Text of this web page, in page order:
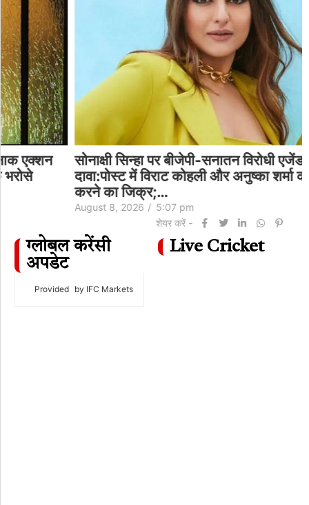
सोनाक्षी सिन्हा पर बीजेपी-सनातन विरोधी एजेंडा चलाने का
दावा:पोस्ट में विराट कोहली और अनुष्का शर्मा को अनफॉलो
करने का जिक्र;…
August 8, 2026 / 5:07 pm
ग्लोबल करेंसी
अपडेट
Provided by IFC Markets
Live Cricket